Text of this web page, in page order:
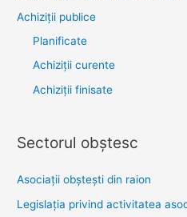
Achiziţii publice
Planificate
Achiziții curente
Achiziții finisate
Sectorul obştesc
Asociaţii obşteşti din raion
Legislaţia privind activitatea